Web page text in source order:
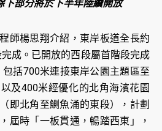
部分將於下半年陸續開放
師楊思翔介紹，東岸板道全長約
成。已開放的西段屬首階段完成
括700米連接東岸公園主題區至
及400米經優化的北角海濱花園
即北角至鰂魚涌的東段），計劃
屆時「一板貫通，暢踏西東」，